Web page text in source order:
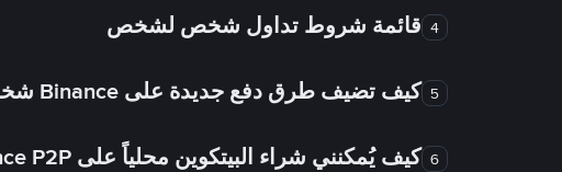
4 قائمة شروط تداول شخص لشخص
5 كيف تضيف طرق دفع جديدة على Binance شخص لشخص؟
6 كيف يُمكنني شراء البيتكوين محلياً على Binance P2P؟